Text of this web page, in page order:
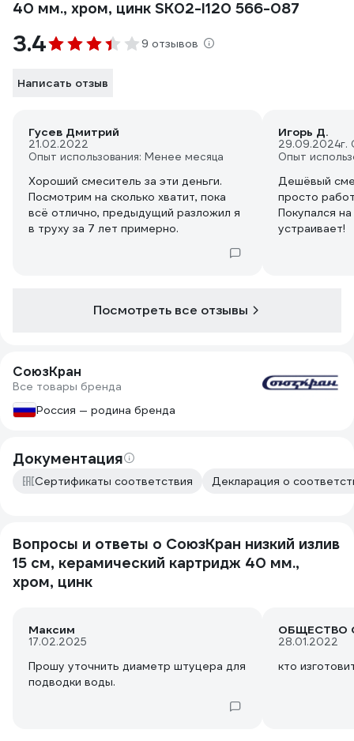
40 мм., хром, цинк SK02-I120 566-087
3.4 9 отзывов
Написать отзыв
Гусев Дмитрий
21.02.2022
Опыт использования: Менее месяца
Хороший смеситель за эти деньги.
Посмотрим на сколько хватит, пока
всё отлично, предыдущий разложил я
в труху за 7 лет примерно.
Игорь Д.
29.09.2024г.
Опыт
Дешёвый
просто
Покупался
устраивает!
Посмотреть все отзывы
СоюзКран
Все товары бренда
Россия — родина бренда
Документация
Сертификаты соответствия Декларация о
Вопросы и ответы о СоюзКран низкий излив
15 см, керамический картридж 40 мм.,
хром, цинк
Максим
17.02.2025
Прошу уточнить диаметр штуцера для
подводки воды.
28.01.2022
кто